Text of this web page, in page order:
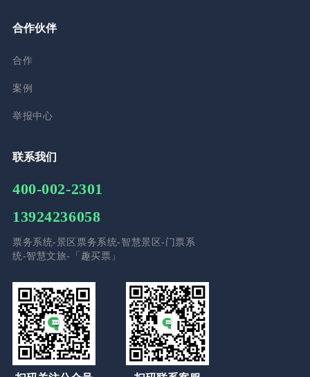
合作伙伴
合作
案例
举报中心
联系我们
400-002-2301
13924236058
票务系统-景区票务系统-智慧景区-门票系
统-智慧文旅-「趣买票」